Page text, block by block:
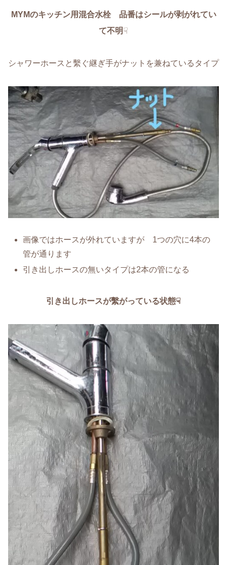
MYMのキッチン用混合水栓 品番はシールが剥がれてい
て不明☟
シャワーホースと繫ぐ継ぎ手がナットを兼ねているタイプ
画像ではホースが外れていますが 1つの穴に4本の
管が通ります
引き出しホースの無いタイプは2本の管になる
引き出しホースが繫がっている状態☟